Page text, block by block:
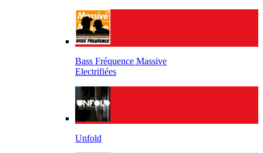
Bass Fréquence Massive
Electrifiées
Unfold